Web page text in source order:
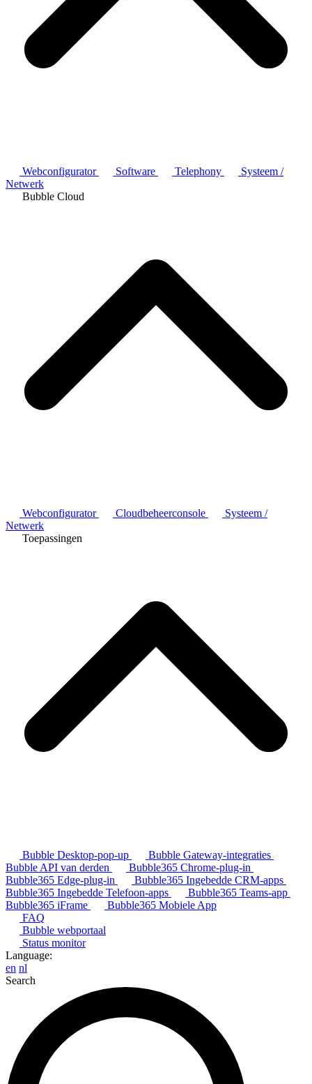
Webconfigurator Software Telephony
Systeem /
Netwerk
Bubble Cloud
Webconfigurator Cloudbeheerconsole
Systeem /
Netwerk
Toepassingen
Bubble Desktop-pop-up
Bubble Gateway-integraties
Bubble API van derden
Bubble365 Chrome-plug-in
Bubble365 Edge-plug-in
Bubble365 Ingebedde CRM-apps
Bubble365 Ingebedde Telefoon-apps
Bubble365 Teams-app
Bubble365 iFrame
Bubble365 Mobiele App
FAQ
Bubble webportaal
Status monitor
Language:
en nl
Search